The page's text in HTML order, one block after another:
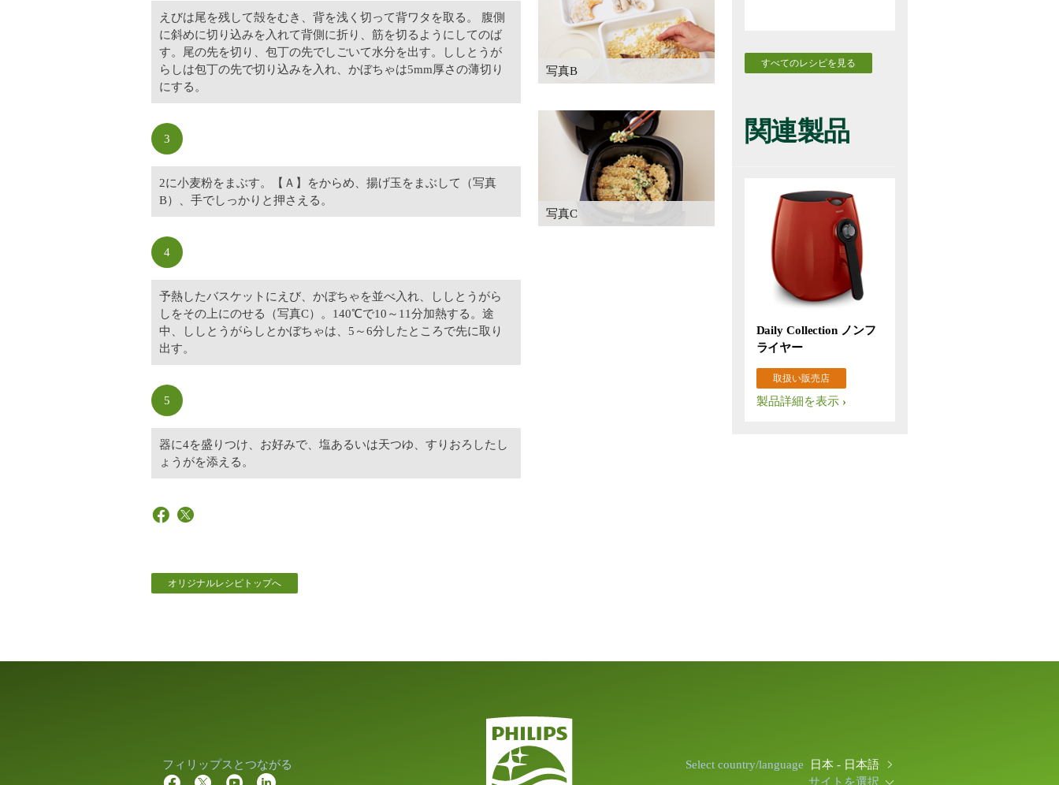
えびは尾を残して殻をむき、背を浅く切って背ワタを取る。 腹側
に斜めに切り込みを入れて背側に折り、筋を切るようにしてのば
す。尾の先を切り、包丁の先でしごいて水分を出す。ししとうが
らしは包丁の先で切り込みを入れ、かぼちゃは5mm厚さの薄切り
にする。
3
2に小麦粉をまぶす。【Ａ】をからめ、揚げ玉をまぶして（写真
B）、手でしっかりと押さえる。
4
予熱したバスケットにえび、かぼちゃを並べ入れ、ししとうがら
しをその上にのせる（写真C）。140℃で10～11分加熱する。途
中、ししとうがらしとかぼちゃは、5～6分したところで先に取り
出す。
5
器に4を盛りつけ、お好みで、塩あるいは天つゆ、すりおろしたし
ょうがを添える。
写真B
写真C
オリジナルレシピトップへ
すべてのレシピを見る
関連製品
Daily Collection ノンフ
ライヤー
取扱い販売店
製品詳細を表示
フィリップスとつながる Select country/language
日本 - 日本語
サイトを選択